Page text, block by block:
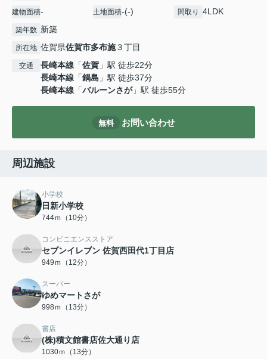
建物面積- 土地面積-(-) 間取り 4LDK
築年数 新築
所在地 佐賀県佐賀市多布施３丁目
交通 長崎本線 「佐賀 」駅 徒歩22分
長崎本線 「鍋島 」駅 徒歩37分
長崎本線 「バルーンさが」駅 徒歩55分
無料 お問い合わせ
周辺施設
小学校
日新小学校
744ｍ（10分）
コンビニエンスストア
セブンイレブン 佐賀西田代1丁目店
949ｍ（12分）
スーパー
ゆめマートさが
998ｍ（13分）
書店
(株)積文館書店佐大通り店
1030ｍ（13分）